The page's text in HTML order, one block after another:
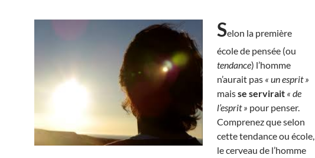
Selon la première
école de pensée (ou
tendance) l’homme
n’aurait pas « un esprit »
maisse servirait « de
l’esprit » pour penser.
Comprenez que selon
cette tendance ou école,
le cerveau de l’homme